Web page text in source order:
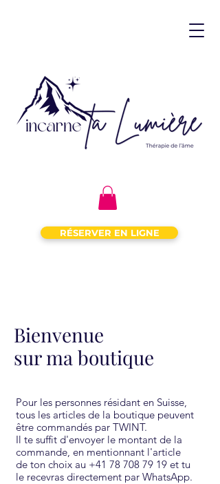
RÉSERVER EN LIGNE
Bienvenue
sur ma boutique
Pour les personnes résidant en Suisse,
tous les articles de la boutique peuvent
être commandés par TWINT.
Il te suffit d'envoyer le montant de la
commande, en mentionnant l'article
de ton choix au +41 78 708 79 19 et tu
le recevras directement par WhatsApp.